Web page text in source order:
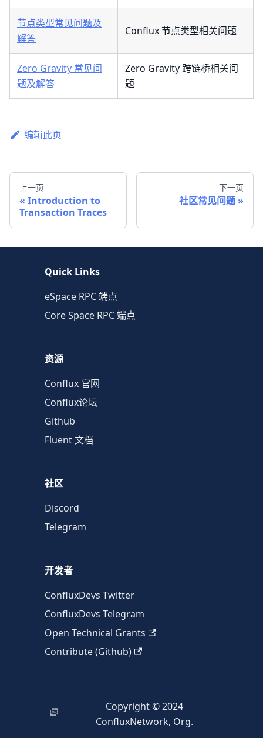
节点类型常见问题及
解答
Conflux 节点类型相关问题
Zero Gravity 常见问
题及解答
Zero Gravity 跨链桥相关问
题
编辑此页
上一页
Introduction to
Transaction Traces
下一页
社区常见问题
Quick Links
eSpace RPC 端点
Core Space RPC 端点
资源
Conflux 官网
Conflux论坛
Github
Fluent 文档
社区
Discord
Telegram
开发者
ConfluxDevs Twitter
ConfluxDevs Telegram
Open Technical Grants
Contribute (Github)
Copyright © 2024
ConfluxNetwork, Org.